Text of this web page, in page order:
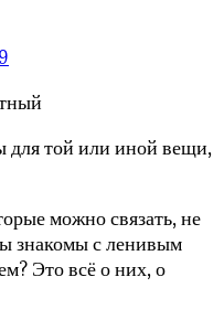
для той или иной вещи,
можно связать, не
знакомы с ленивым
Это всё о них, о